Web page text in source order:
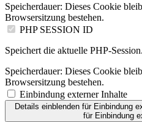
Speicherdauer: Dieses Cookie
Browsersitzung bestehen.
PHP SESSION ID
Speichert die aktuelle PHP-Session.
Speicherdauer: Dieses Cookie
Browsersitzung bestehen.
Einbindung externer Inhalte
Details einblendenfür Einbindung
für Einbindung